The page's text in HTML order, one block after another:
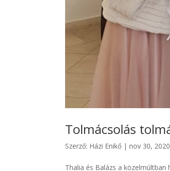
Tolmácsolás
Szerző: Házi Enikő |nov 30, 2020
Thalia és Balázs a